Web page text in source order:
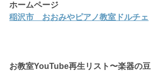
ホームページ
稲沢市　おおみやピアノ教室ドルチェ
お教室YouTube再生リスト〜楽器の豆